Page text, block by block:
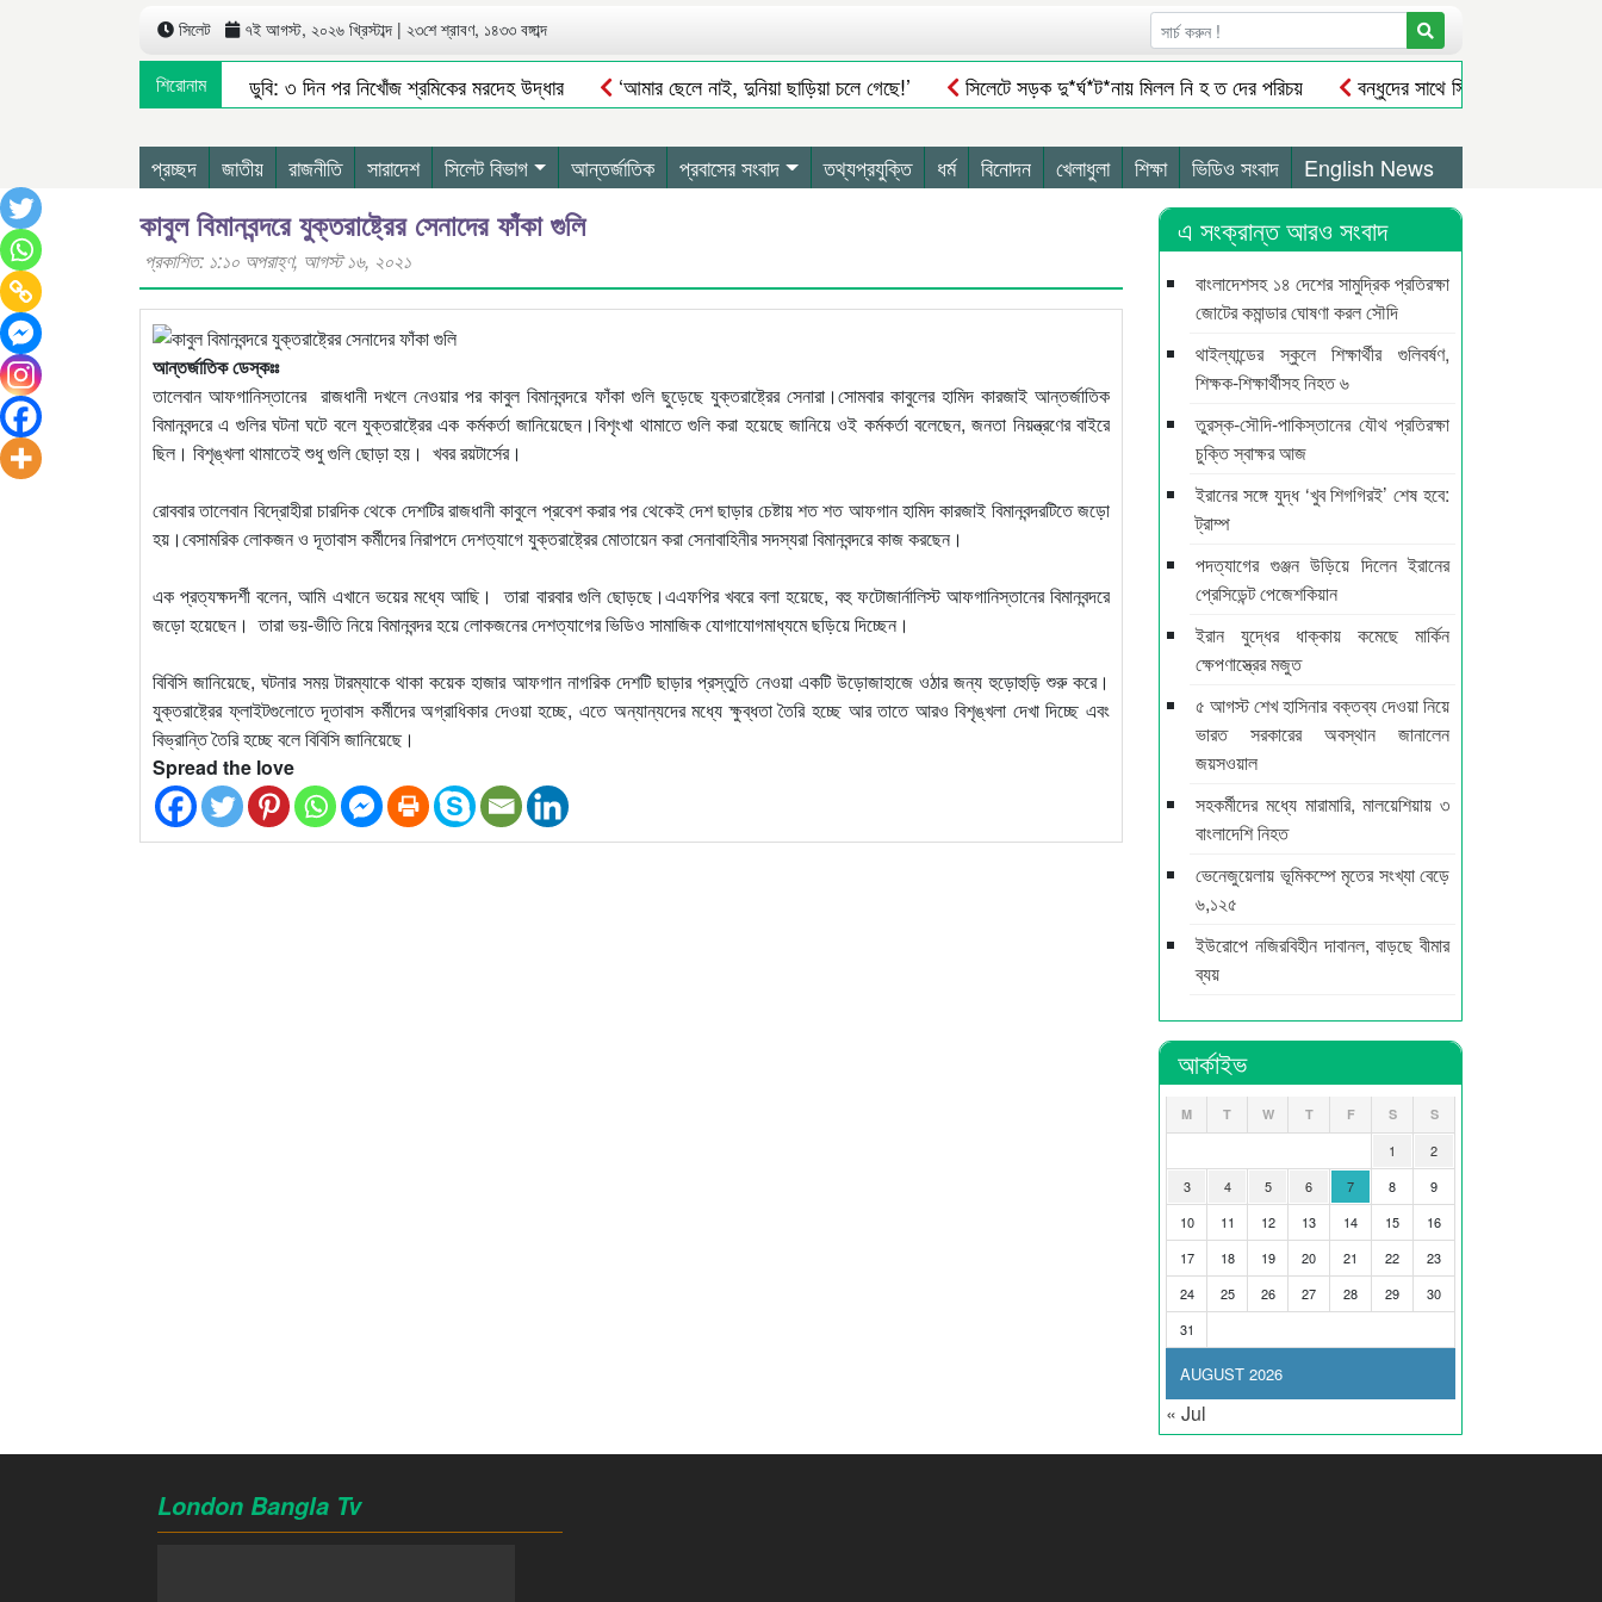
সিলেট ৭ই আগস্ট, ২০২৬ খ্রিস্টাব্দ | ২৩শে শ্রাবণ, ১৪৩৩ বঙ্গাব্দ
শিরোনাম
দোয়ারাবাজারে নৌকাডুবি: ৩ দিন পর নিখোঁজ শ্রমিকের মরদেহ উদ্ধার ‘আমার ছেলে নাই, দুনিয়া ছাড়িয়া চলে গেছে!’ সিলেটে সড়ক দু*র্ঘ*ট*নায় মিলল নি হ ত দের পরিচয়
বন্ধুদের সাথে সিলেট থেকে বাড়ি
সিলেটে নিষিদ্ধ ছাত্রলীগের অর্ধশত নেতাকর্মীর বি/রু/দ্ধে মা/ম/লা
ইউরোপজুড়ে সিলেটি পণ্যের চাহিদা স্থানীয় সরকার নির্বাচন পাঁচ ধাপে করতে চায় বিএনপি ৪০ দিন জামাতে নামাজ ৩২ শিশু-কিশোরদের ২
প্রচ্ছদ জাতীয় রাজনীতি সারাদেশ সিলেট বিভাগ আন্তর্জাতিক প্রবাসের সংবাদ তথ্যপ্রযুক্তি ধর্ম বিনোদন খেলাধুলা শিক্ষা ভিডিও সংবাদ English News
কাবুল বিমানবন্দরে যুক্তরাষ্ট্রের সেনাদের ফাঁকা গুলি
প্রকাশিত: ১:১০ অপরাহ্ণ, আগস্ট ১৬, ২০২১
আন্তর্জাতিক ডেস্কঃঃ
তালেবান আফগানিস্তানের রাজধানী দখলে নেওয়ার পর কাবুল বিমানবন্দরে ফাঁকা গুলি ছুড়েছে যুক্তরাষ্ট্রের সেনারা।সোমবার কাবুলের হামিদ কারজাই আন্তর্জাতিক
বিমানবন্দরে এ গুলির ঘটনা ঘটে বলে যুক্তরাষ্ট্রের এক কর্মকর্তা জানিয়েছেন।বিশৃংখা থামাতে গুলি করা হয়েছে জানিয়ে ওই কর্মকর্তা বলেছেন, জনতা নিয়ন্ত্রণের বাইরে
ছিল। বিশৃঙ্খলা থামাতেই শুধু গুলি ছোড়া হয়। খবর রয়টার্সের।
রোববার তালেবান বিদ্রোহীরা চারদিক থেকে দেশটির রাজধানী কাবুলে প্রবেশ করার পর থেকেই দেশ ছাড়ার চেষ্টায় শত শত আফগান হামিদ কারজাই বিমানবন্দরটিতে জড়ো
হয়।বেসামরিক লোকজন ও দূতাবাস কর্মীদের নিরাপদে দেশত্যাগে যুক্তরাষ্ট্রের মোতায়েন করা সেনাবাহিনীর সদস্যরা বিমানবন্দরে কাজ করছেন।
এক প্রত্যক্ষদর্শী বলেন, আমি এখানে ভয়ের মধ্যে আছি। তারা বারবার গুলি ছোড়ছে।এএফপির খবরে বলা হয়েছে, বহু ফটোজার্নালিস্ট আফগানিস্তানের বিমানবন্দরে
জড়ো হয়েছেন। তারা ভয়-ভীতি নিয়ে বিমানবন্দর হয়ে লোকজনের দেশত্যাগের ভিডিও সামাজিক যোগাযোগমাধ্যমে ছড়িয়ে দিচ্ছেন।
বিবিসি জানিয়েছে, ঘটনার সময় টারম্যাকে থাকা কয়েক হাজার আফগান নাগরিক দেশটি ছাড়ার প্রস্তুতি নেওয়া একটি উড়োজাহাজে ওঠার জন্য হুড়োহুড়ি শুরু করে।
যুক্তরাষ্ট্রের ফ্লাইটগুলোতে দূতাবাস কর্মীদের অগ্রাধিকার দেওয়া হচ্ছে, এতে অন্যান্যদের মধ্যে ক্ষুব্ধতা তৈরি হচ্ছে আর তাতে আরও বিশৃঙ্খলা দেখা দিচ্ছে এবং
বিভ্রান্তি তৈরি হচ্ছে বলে বিবিসি জানিয়েছে।
Spread the love
এ সংক্রান্ত আরও সংবাদ
বাংলাদেশসহ ১৪ দেশের সামুদ্রিক প্রতিরক্ষা
জোটের কমান্ডার ঘোষণা করল সৌদি
থাইল্যান্ডের স্কুলে শিক্ষার্থীর গুলিবর্ষণ,
শিক্ষক-শিক্ষার্থীসহ নিহত ৬
তুরস্ক-সৌদি-পাকিস্তানের যৌথ প্রতিরক্ষা
চুক্তি স্বাক্ষর আজ
ইরানের সঙ্গে যুদ্ধ ‘খুব শিগগিরই’ শেষ হবে:
ট্রাম্প
পদত্যাগের গুঞ্জন উড়িয়ে দিলেন ইরানের
প্রেসিডেন্ট পেজেশকিয়ান
ইরান যুদ্ধের ধাক্কায় কমেছে মার্কিন
ক্ষেপণাস্ত্রের মজুত
৫ আগস্ট শেখ হাসিনার বক্তব্য দেওয়া নিয়ে
ভারত সরকারের অবস্থান জানালেন
জয়সওয়াল
সহকর্মীদের মধ্যে মারামারি, মালয়েশিয়ায় ৩
বাংলাদেশি নিহত
ভেনেজুয়েলায় ভূমিকম্পে মৃতের সংখ্যা বেড়ে
৬,১২৫
ইউরোপে নজিরবিহীন দাবানল, বাড়ছে বীমার
ব্যয়
আর্কাইভ
AUGUST 2026
M T W T F S S
1
2
3
4 5 6 7 8
9
10
11 12 13 14 15
16
17
18 19 20 21 22
23
24
25 26 27 28 29
30
31
« Jul
London Bangla Tv